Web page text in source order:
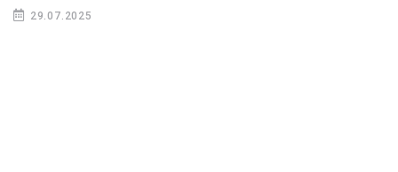
29.07.2025